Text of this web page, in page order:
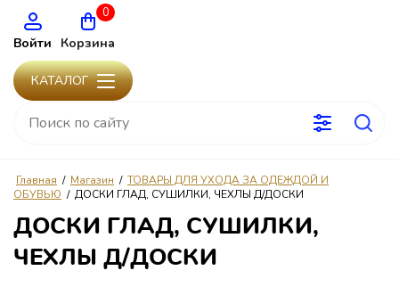
КАТАЛОГ
Войти
0
Корзина
Главная / Магазин / ТОВАРЫ ДЛЯ УХОДА ЗА ОДЕЖДОЙ И
ОБУВЬЮ / ДОСКИ ГЛАД, СУШИЛКИ, ЧЕХЛЫ Д/ДОСКИ
ДОСКИ ГЛАД, СУШИЛКИ,
ЧЕХЛЫ Д/ДОСКИ